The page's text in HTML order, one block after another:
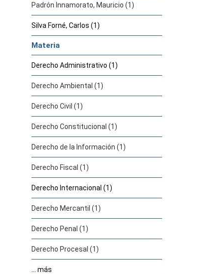
Padrón Innamorato, Mauricio (1)
Silva Forné, Carlos (1)
Materia
Derecho Administrativo (1)
Derecho Ambiental (1)
Derecho Civil (1)
Derecho Constitucional (1)
Derecho de la Información (1)
Derecho Fiscal (1)
Derecho Internacional (1)
Derecho Mercantil (1)
Derecho Penal (1)
Derecho Procesal (1)
... más